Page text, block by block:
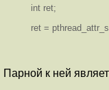
int ret;
ret =
Парной к ней